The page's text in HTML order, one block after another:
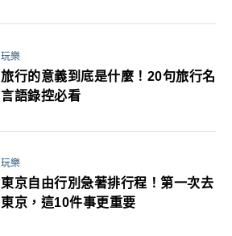
玩樂
旅行的意義到底是什麼！20句旅行名
言語錄控必看
玩樂
東京自由行別急著排行程！第一次去
東京，這10件事更重要